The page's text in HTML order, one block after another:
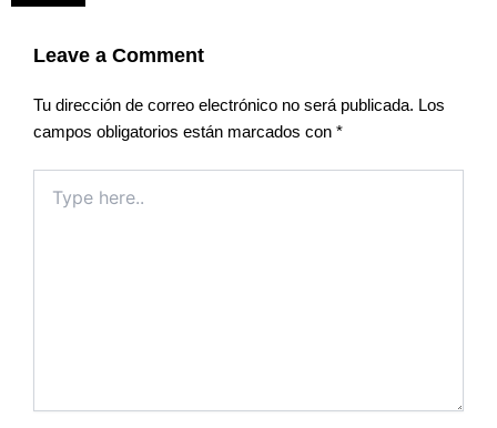
Leave a Comment
Tu dirección de correo electrónico no será publicada. Los
campos obligatorios están marcados con *
here..